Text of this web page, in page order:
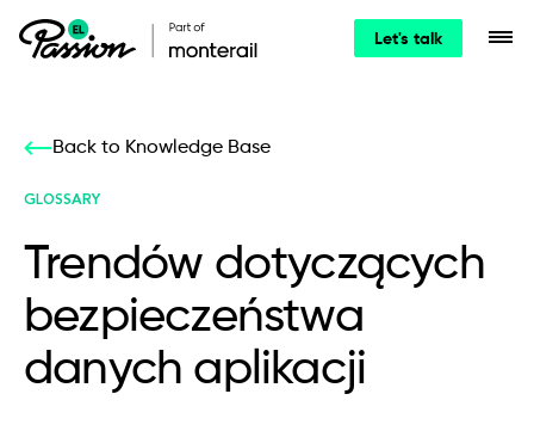
Let's talk
Back to Knowledge Base
GLOSSARY
Trendów dotyczących
bezpieczeństwa
danych aplikacji